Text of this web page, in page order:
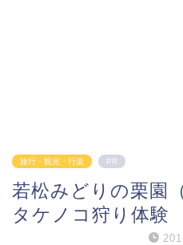
旅行・観光・行楽 PR
若松みどりの栗園
タケノコ狩り体験